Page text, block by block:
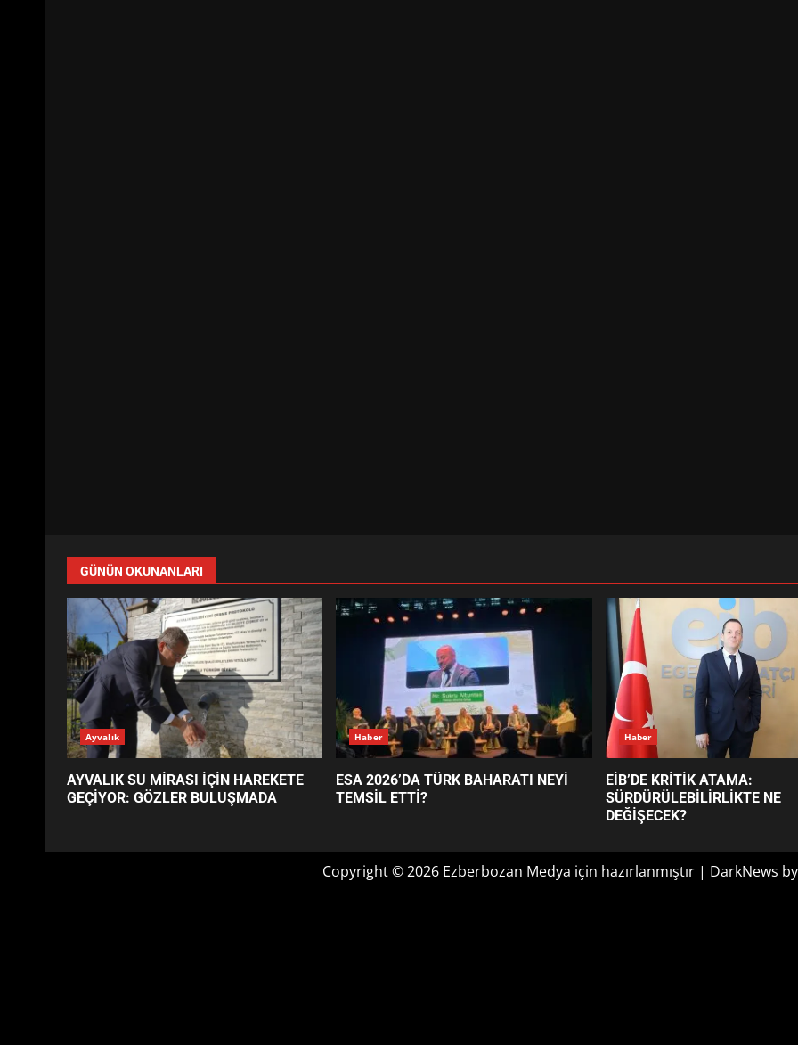
GÜNÜN OKUNANLARI
Ayvalık
AYVALIK SU MİRASI İÇİN HAREKETE
GEÇİYOR: GÖZLER BULUŞMADA
Haber
ESA 2026’DA TÜRK BAHARATI NEYİ
TEMSİL ETTİ?
Haber
EİB’DE KRİTİK ATAMA:
SÜRDÜRÜLEBİLİRLİKTE NE
DEĞİŞECEK?
Copyright © 2026 Ezberbozan Medya için hazırlanmıştır | DarkNews